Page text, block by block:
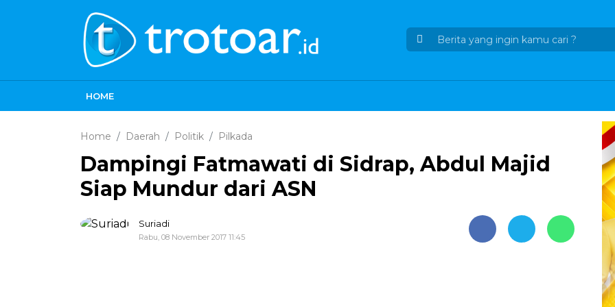
HOME
Home Daerah Politik Pilkada
Dampingi Fatmawati di Sidrap, Abdul Majid
Siap Mundur dari ASN
Suriadi
Rabu, 08 November 2017 11:45